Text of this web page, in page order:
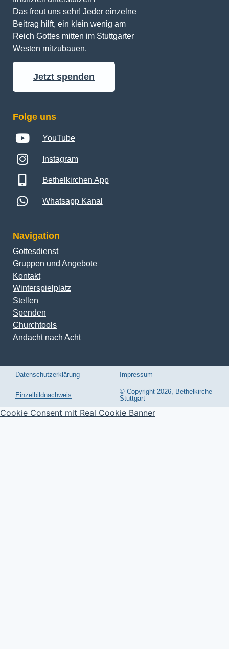
Das freut uns sehr! Jeder einzelne
Beitrag hilft, ein klein wenig am
Reich Gottes mitten im Stuttgarter
Westen mitzubauen.
Jetzt spenden
Folge uns
YouTube
Instagram
Bethelkirchen App
Whatsapp Kanal
Navigation
Gottesdienst
Gruppen und Angebote
Kontakt
Winterspielplatz
Stellen
Spenden
Churchtools
Andacht nach Acht
Datenschutzerklärung Impressum
Einzelbildnachweis
© Copyright 2026, Bethelkirche
Stuttgart
Cookie Consent mit Real Cookie Banner